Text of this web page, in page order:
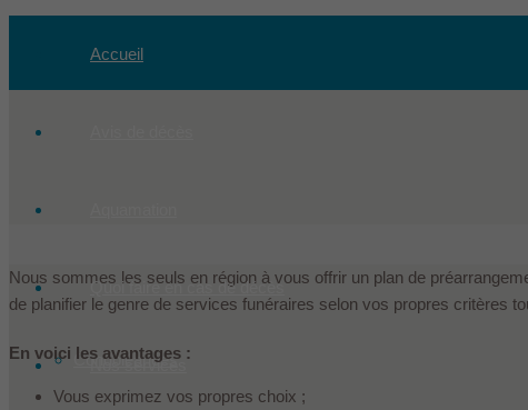
Accueil
Quoi faire en cas de décès
Condoléances
Nos services
Nous sommes les seuls en région à vous offrir un plan de
de planifier le genre de services funéraires selon vos propres critères
En voici les avantages :
Vous exprimez vos propres choix ;